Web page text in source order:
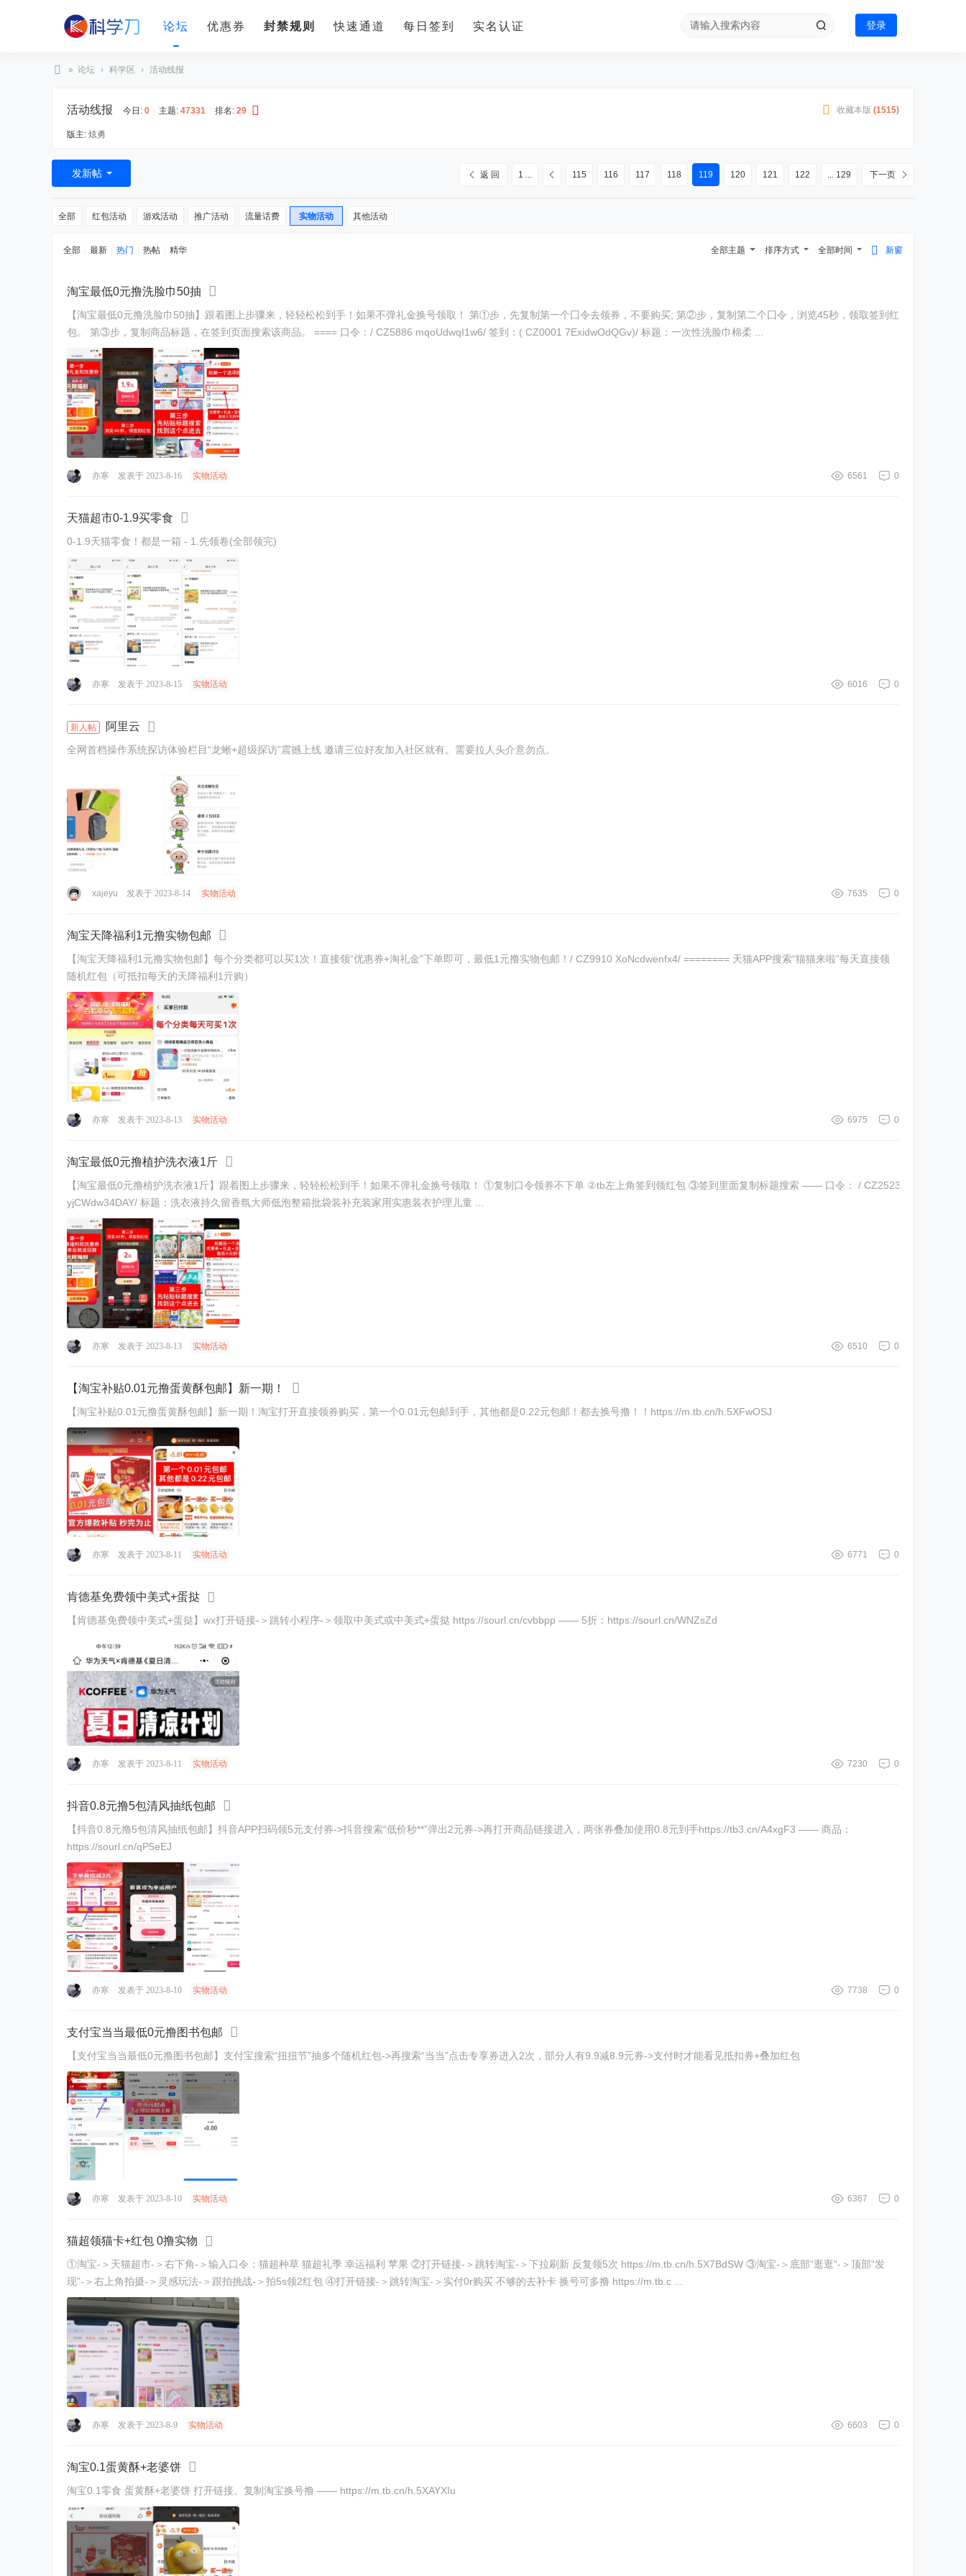
论坛 优惠券 封禁规则 快速通道 每日签到 实名认证 登录
» 论坛 › 科学区 › 活动线报
收藏本版 (1515)
活动线报 今日: 0 主题: 47331 排名: 29
版主: 炫勇
1 ... 115 116 117 118 119 120 121 122 ... 129 下一页
返 回
发新帖
全部 红包活动 游戏活动 推广活动 流量话费 实物活动 其他活动
新窗
全部时间
排序方式
全部主题
全部 最新 热门 热帖 精华
淘宝最低0元撸洗脸巾50抽
【淘宝最低0元撸洗脸巾50抽】跟着图上步骤来，轻轻松松到手！如果不弹礼金换号领取！ 第①步，先复制第一个囗令去领券，不要购买; 第②步，复制第二个囗令，浏览45秒，领取签到红
包。 第③步，复制商品标题，在签到页面搜索该商品。 ==== 口令：/ CZ5886 mqoUdwqI1w6/ 签到：( CZ0001 7ExidwOdQGv)/ 标题：一次性洗脸巾棉柔 ...
0
6561
亦寒 发表于 2023-8-16 实物活动
天猫超市0-1.9买零食
0-1.9天猫零食！都是一箱 - 1.先领卷(全部领完)
0
6016
亦寒 发表于 2023-8-15 实物活动
新人帖 阿里云
全网首档操作系统探访体验栏目“龙蜥+超级探访”震撼上线 邀请三位好友加入社区就有。需要拉人头介意勿点。
0
7635
xajeyu 发表于 2023-8-14 实物活动
淘宝天降福利1元撸实物包邮
【淘宝天降福利1元撸实物包邮】每个分类都可以买1次！直接领“优惠券+淘礼金”下单即可，最低1元撸实物包邮！/ CZ9910 XoNcdwenfx4/ ======== 天猫APP搜索“猫猫来啦”每天直接领
随机红包（可抵扣每天的天降福利1亓购）
0
6975
亦寒 发表于 2023-8-13 实物活动
淘宝最低0元撸植护洗衣液1斤
【淘宝最低0元撸植护洗衣液1斤】跟着图上步骤来，轻轻松松到手！如果不弹礼金换号领取！ ①复制口令领券不下单 ②tb左上角签到领红包 ③签到里面复制标题搜索 —— 口令： / CZ2523
0
6510
亦寒 发表于 2023-8-13 实物活动
【淘宝补贴0.01元撸蛋黄酥包邮】新一期！
【淘宝补贴0.01元撸蛋黄酥包邮】新一期！淘宝打开直接领券购买，第一个0.01元包邮到手，其他都是0.22元包邮！都去换号撸！！https://m.tb.cn/h.5XFwOSJ
0
6771
亦寒 发表于 2023-8-11 实物活动
肯德基免费领中美式+蛋挞
【肯德基免费领中美式+蛋挞】wx打开链接-＞跳转小程序-＞领取中美式或中美式+蛋挞 https://sourl.cn/cvbbpp —— 5折：https://sourl.cn/WNZsZd
0
7230
亦寒 发表于 2023-8-11 实物活动
抖音0.8元撸5包清风抽纸包邮
【抖音0.8元撸5包清风抽纸包邮】抖音APP扫码领5元支付券->抖音搜索“低价秒**”弹出2元券->再打开商品链接进入，两张券叠加使用0.8元到手https://tb3.cn/A4xgF3 —— 商品：
https://sourl.cn/qP5eEJ
0
7738
亦寒 发表于 2023-8-10 实物活动
支付宝当当最低0元撸图书包邮
【支付宝当当最低0元撸图书包邮】支付宝搜索“扭扭节”抽多个随机红包->再搜索“当当”点击专享券进入2次，部分人有9.9减8.9元券->支付时才能看见抵扣券+叠加红包
0
6367
亦寒 发表于 2023-8-10 实物活动
猫超领猫卡+红包 0撸实物
①淘宝-＞天猫超市-＞右下角-＞输入口令：猫超种草 猫超礼季 幸运福利 苹果 ②打开链接-＞跳转淘宝-＞下拉刷新 反复领5次 https://m.tb.cn/h.5X7BdSW ③淘宝-＞底部“逛逛”-＞顶部“发
现”-＞右上角拍摄-＞灵感玩法-＞跟拍挑战-＞拍5s领2红包 ④打开链接-＞跳转淘宝-＞实付0r购买 不够的去补卡 换号可多撸 https://m.tb.c ...
0
6603
亦寒 发表于 2023-8-9 实物活动
淘宝0.1蛋黄酥+老婆饼
淘宝0.1零食 蛋黄酥+老婆饼 打开链接。复制淘宝换号撸 —— https://m.tb.cn/h.5XAYXIu